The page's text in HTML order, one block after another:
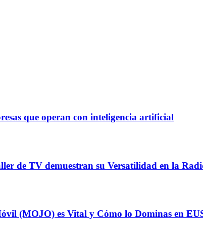
que operan con inteligencia artificial
de TV demuestran su Versatilidad en la
(MOJO) es Vital y Cómo lo Dominas en